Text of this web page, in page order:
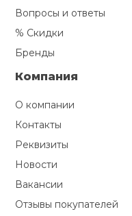
Вопросы и ответы
% Скидки
Бренды
Компания
О компании
Контакты
Реквизиты
Новости
Вакансии
Отзывы покупателей